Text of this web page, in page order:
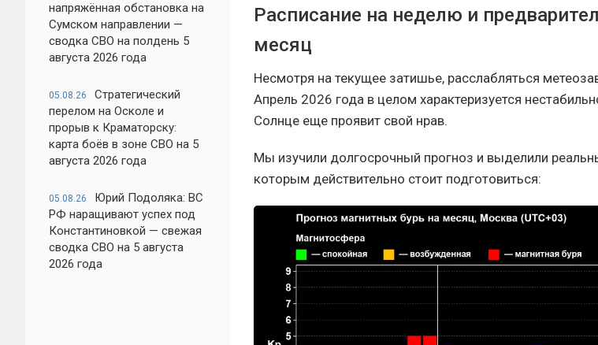
напряжённая обстановка на
Сумском направлении —
сводка СВО на полдень 5
августа 2026 года
05.08.26
Стратегический
перелом на Осколе и
прорыв к Краматорску:
карта боёв в зоне СВО на 5
августа 2026 года
05.08.26
Юрий Подоляка: ВС
РФ наращивают успех под
Константиновкой — свежая
сводка СВО на 5 августа
2026 года
Расписание на неделю и
месяц
Несмотря на текущее затишье, расслабляться
Апрель 2026 года в целом характеризуется
Солнце еще проявит свой нрав.
Мы изучили долгосрочный прогноз и выделили
которым действительно стоит подготовиться: